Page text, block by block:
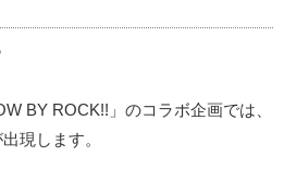
BY ROCK!!」のコラボ企画では、
現します。